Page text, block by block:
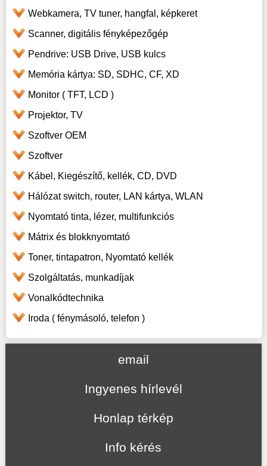
Webkamera, TV tuner, hangfal, képkeret
Scanner, digitális fényképezőgép
Pendrive: USB Drive, USB kulcs
Memória kártya: SD, SDHC, CF, XD
Monitor ( TFT, LCD )
Projektor, TV
Szoftver OEM
Szoftver
Kábel, Kiegészítő, kellék, CD, DVD
Hálózat switch, router, LAN kártya, WLAN
Nyomtató tinta, lézer, multifunkciós
Mátrix és blokknyomtató
Toner, tintapatron, Nyomtató kellék
Szolgáltatás, munkadíjak
Vonalkódtechnika
Iroda ( fénymásoló, telefon )
email
Ingyenes hírlevél
Honlap térkép
Info kérés